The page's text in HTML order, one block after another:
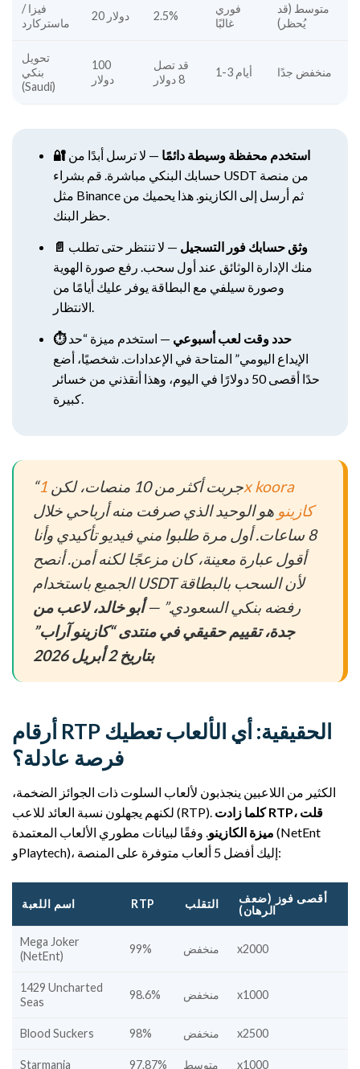
فيزا /
ماستركارد
20 دولار 2.5%
فوري
غالبًا
متوسط (قد
يُحظر)
تحويل
بنكي
(Saudi)
100
دولار
قد تصل
8 دولار
1-3 أيام منخفض جدًا
🔐 استخدم محفظة وسيطة دائمًا — لا ترسل أبدًا من
حسابك البنكي مباشرة. قم بشراء USDT من منصة
مثل Binance ثم أرسل إلى الكازينو. هذا يحميك من
📄 وثق حسابك فور التسجيل — لا تنتظر حتى تطلب
منك الإدارة الوثائق عند أول سحب. رفع صورة الهوية
وصورة سيلفي مع البطاقة يوفر عليك أيامًا من
⏱️ حدد وقت لعب أسبوعي — استخدم ميزة “حد
الإيداع اليومي” المتاحة في الإعدادات. شخصيًا، أضع
حدًا أقصى 50 دولارًا في اليوم، وهذا أنقذني من خسائر
كبيرة.
“جربت أكثر من 10 منصات، لكن
1x koora
كازينو هو الوحيد الذي صرفت منه أرباحي خلال
8 ساعات. أول مرة طلبوا مني فيديو تأكيدي وأنا
أقول عبارة معينة، كان مزعجًا لكنه أمن. أنصح
الجميع باستخدام USDT لأن السحب بالبطاقة
رفضه بنكي السعودي.” —أبو خالد، لاعب من
جدة، تقييم حقيقي في منتدى “كازينو آراب”
بتاريخ 2 أبريل 2026
أرقام RTP الحقيقية: أي الألعاب تعطيك
فرصة عادلة؟
الكثير من اللاعبين ينجذبون لألعاب السلوت ذات الجوائز الضخمة،
لكنهم يجهلون نسبة العائد للاعب (RTP). كلما زادت RTP، قلت
ميزة الكازينو . وفقًا لبيانات مطوري الألعاب المعتمدة (NetEnt
وPlaytech)، إليك أفضل 5 ألعاب متوفرة على المنصة:
اسم اللعبة RTP التقلب
أقصى فوز (ضعف
الرهان)
Mega Joker
(NetEnt)
99% منخفض x2000
1429 Uncharted
Seas
98.6% منخفض x1000
Blood Suckers 98% منخفض x2500
Starmania 97.87% متوسط x1000